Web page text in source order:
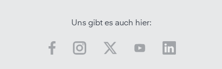
Uns gibt es auch hier: